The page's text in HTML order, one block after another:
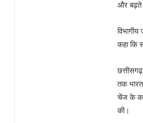
और बढ़ते
कहा कि
तक भारत
चेंज के
की।